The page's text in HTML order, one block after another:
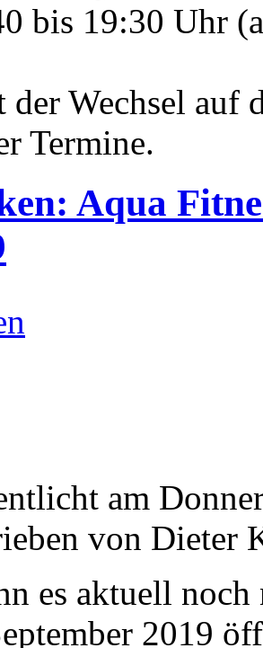
bis 19:30 Uhr
der Wechsel auf
Termine.
Aqua
am
von Dieter
es aktuell
2019